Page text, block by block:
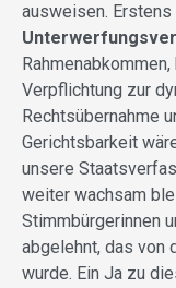
ausweisen.
Verpflichtung zur
Rechtsübernahme
Gerichtsbarkeit
unsere
weiter wachsam
Stimmbürgerinnen
abgelehnt, das von
wurde. Ein Ja zu